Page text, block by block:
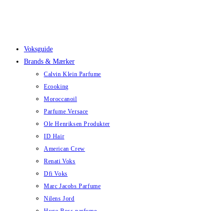
Voksguide
Brands & Mærker
Calvin Klein Parfume
Ecooking
Moroccanoil
Parfume Versace
Ole Henriksen Produkter
ID Hair
American Crew
Renati Voks
Dfi Voks
Marc Jacobs Parfume
Nilens Jord